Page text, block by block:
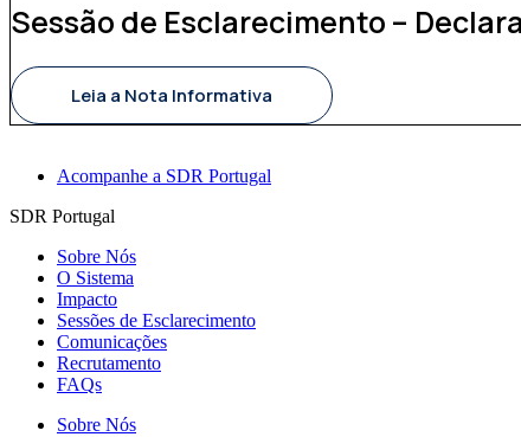
Sessão de Esclarecimento –
Leia a Nota Informativa
Acompanhe a SDR Portugal
SDR Portugal
Sobre Nós
O Sistema
Impacto
Sessões de Esclarecimento
Comunicações
Recrutamento
FAQs
Sobre Nós